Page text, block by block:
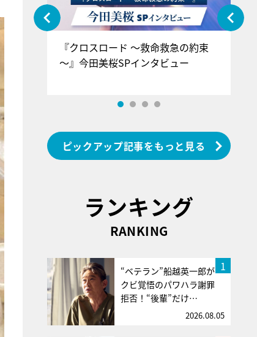
LOV
ンタ
『クロスロード ～救命救急の約束
～』今田美桜SPインタビュー
ピックアップ記事をもっと見る
ランキング
RANKING
1
“ベテラン”船越英一郎が
クビ覚悟のパワハラ謝罪
拒否！“後輩”だけ…
2026.08.05